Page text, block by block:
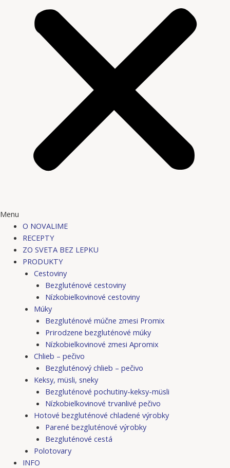
Menu
O NOVALIME
RECEPTY
ZO SVETA BEZ LEPKU
PRODUKTY
Cestoviny
Bezgluténové cestoviny
Nízkobielkovinové cestoviny
Múky
Bezgluténové múčne zmesi Promix
Prirodzene bezgluténové múky
Nízkobielkovinové zmesi Apromix
Chlieb – pečivo
Bezgluténový chlieb – pečivo
Keksy, müsli, sneky
Bezgluténové pochutiny-keksy-müsli
Nízkobielkovinové trvanlivé pečivo
Hotové bezgluténové chladené výrobky
Parené bezgluténové výrobky
Bezgluténové cestá
Polotovary
INFO